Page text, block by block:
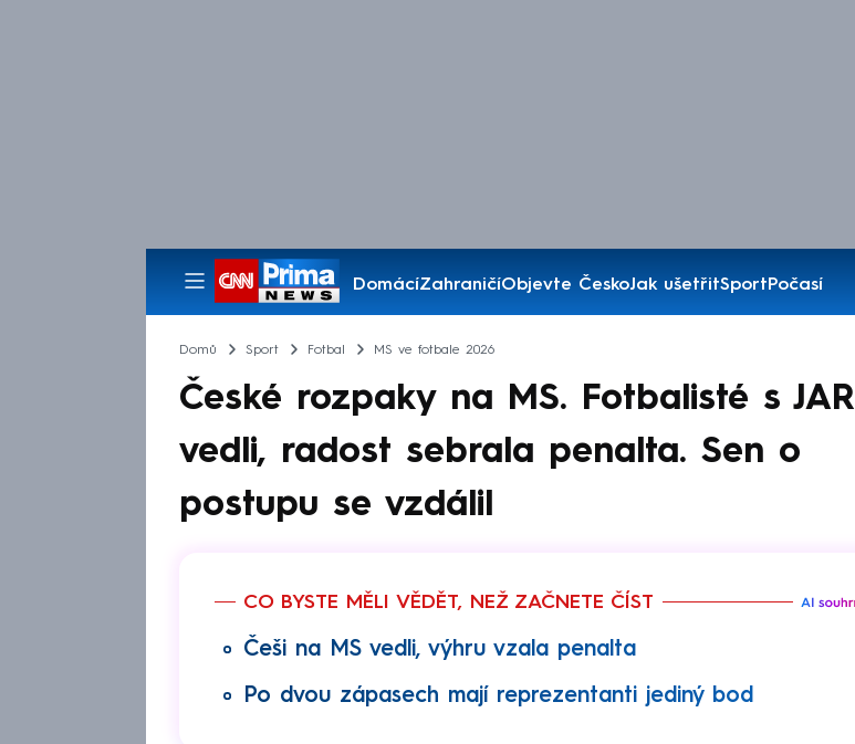
DomácíZahraničíObjevte ČeskoJak ušetřitSportPočasí
Pořady
Domů Sport Fotbal MS ve fotbale 2026
České rozpaky na MS. Fotbalisté s JAR
vedli, radost sebrala penalta. Sen o
postupu se vzdálil
CO BYSTE MĚLI VĚDĚT, NEŽ ZAČNETE ČÍST
Češi na MS vedli, výhru vzala penalta
Po dvou zápasech mají reprezentanti jediný bod